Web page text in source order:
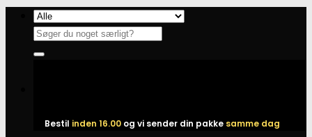
Fortsæt
indhold
Søg
efter:
Bestil inden 16.00 og vi sender din pakke samme dag